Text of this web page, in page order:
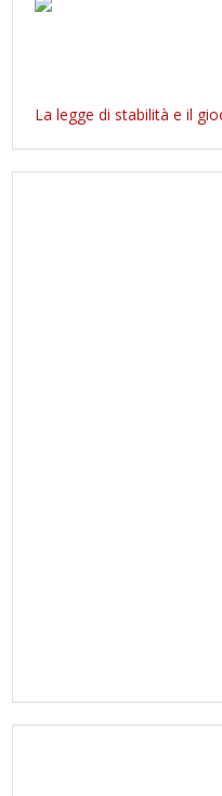
La legge di stabilità e il